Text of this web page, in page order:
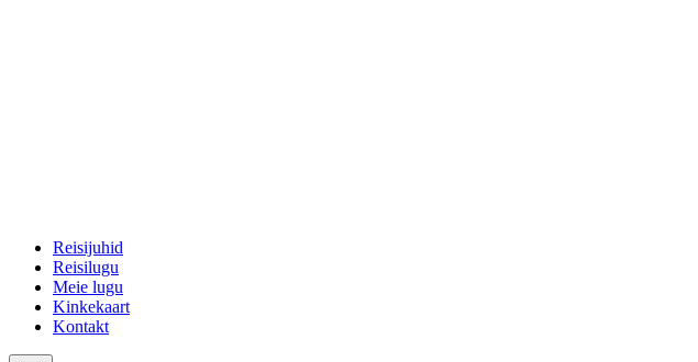
Reisijuhid
Reisilugu
Meie lugu
Kinkekaart
Kontakt